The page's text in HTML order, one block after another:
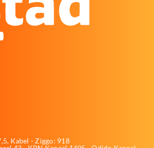
Kabel - Ziggo: 918